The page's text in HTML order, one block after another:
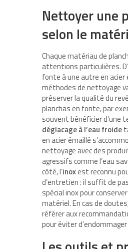
Nettoyer une
selon le
Chaque matériau de
attentions particulières.
fonte à une autre en acier
méthodes de nettoyage
préserver la qualité du
planchas en fonte, par
souvent bénéficier d’une
déglacage à l’eau froide
en acier émaillé
nettoyage avec des
agressifs comme l’eau
côté, l’inoxest reconnu
d’entretien : il suffit de
spécial inox pour
matériel. En cas de
référer aux
pour éviter